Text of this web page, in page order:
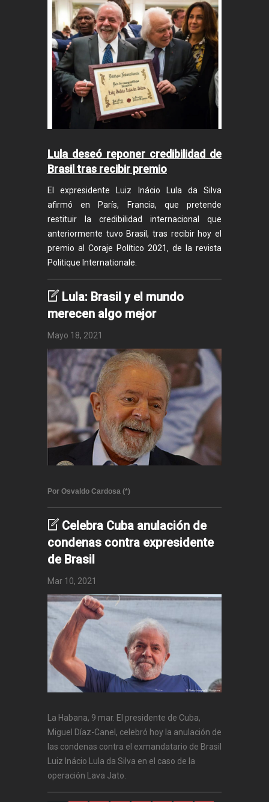
Lula deseó reponer credibilidad de
Brasil tras recibir premio
El expresidente Luiz Inácio Lula da Silva
afirmó en París, Francia, que pretende
restituir la credibilidad internacional que
anteriormente tuvo Brasil, tras recibir hoy el
premio al Coraje Político 2021, de la revista
Politique Internationale.
Lula: Brasil y el mundo
merecen algo mejor
Mayo 18, 2021
Por Osvaldo Cardosa (*)
Celebra Cuba anulación de
condenas contra expresidente
de Brasil
Mar 10, 2021
La Habana, 9 mar. El presidente de Cuba,
Miguel Díaz-Canel, celebró hoy la anulación de
las condenas contra el exmandatario de Brasil
Luiz Inácio Lula da Silva en el caso de la
operación Lava Jato.